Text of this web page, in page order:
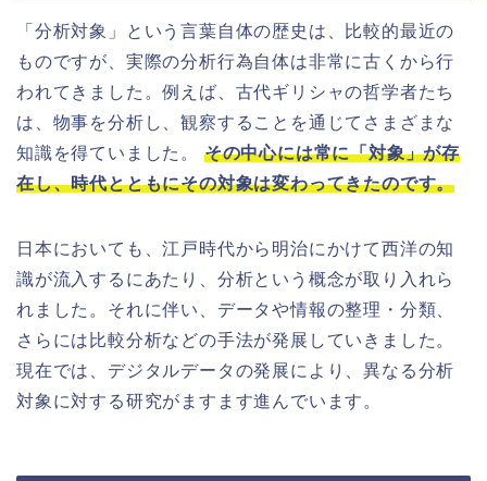
「分析対象」という言葉自体の歴史は、比較的最近の
ものですが、実際の分析行為自体は非常に古くから行
われてきました。例えば、古代ギリシャの哲学者たち
は、物事を分析し、観察することを通じてさまざまな
知識を得ていました。 その中心には常に「対象」が存
在し、時代とともにその対象は変わってきたのです。
日本においても、江戸時代から明治にかけて西洋の知
識が流入するにあたり、分析という概念が取り入れら
れました。それに伴い、データや情報の整理・分類、
さらには比較分析などの手法が発展していきました。
現在では、デジタルデータの発展により、異なる分析
対象に対する研究がますます進んでいます。